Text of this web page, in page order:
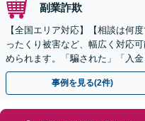
副業詐欺
【全国エリア対応】【相談は何
ったくり被害など、幅広く対応
められます。「騙された」「入
早めにご相談ください。【電話
事例を見る(2件)